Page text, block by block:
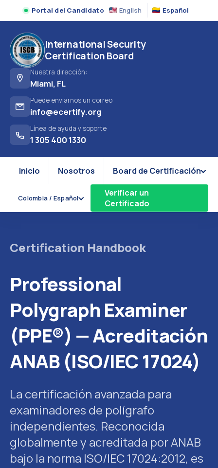
Portal del Candidato English Español
International Security
Certification Board
Nuestra dirección:
Miami, FL
Puede enviarnos un correo
info@ecertify.org
Línea de ayuda y soporte
1 305 400 1330
Inicio Nosotros Board de Certificación
Colombia / Español
Verificar un
Certificado
Certification Handbook
Professional
Polygraph Examiner
(PPE®) — Acreditación
ANAB (ISO/IEC 17024)
La certificación avanzada para
examinadores de polígrafo
independientes. Reconocida
globalmente y acreditada por ANAB
bajo la norma ISO/IEC 17024:2012, es